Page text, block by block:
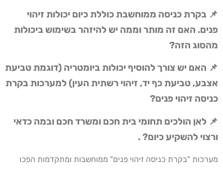
📌 בקרת כניסה ממוחשבת כוללת כיום יכולות זיהוי
פנים. האם זה מותר וממה יש להיזהר בשימוש ביכולות
מהסוג הזה?
📌 האם יש צורך להוסיף יכולות ביומטריה (דוגמת טביעת
אצבע, טביעת כף יד, זיהוי רשתית העין) למערכות בקרת
כניסה זיהוי פנים?
📌 לאן הולכים תחומי בית חכם ומשרד חכם ובמה כדאי
ורצוי להשקיע כיום? .
מערכות "בקרת כניסה זיהוי פנים" ממוחשבות ומתקדמות הפכו